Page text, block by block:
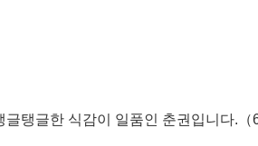
글탱글한 식감이 일품인 춘권입니다.（